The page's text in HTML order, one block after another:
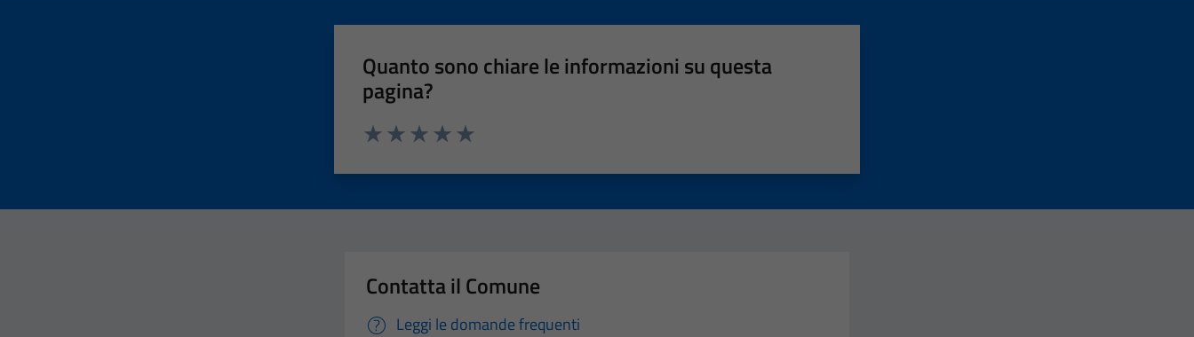
Quanto sono chiare le informazioni su questa
pagina?
Contatta il Comune
Leggi le domande frequenti